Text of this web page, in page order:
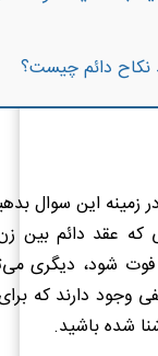
دائم چیست؟
زمینه این سوال
که عقد دائم بین
شود، دیگری
وجود دارند که
شده باشید.